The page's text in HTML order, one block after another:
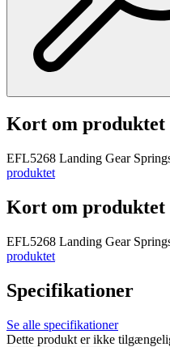
Kort om produktet
EFL5268 Landing Gear
produktet
Kort om produktet
EFL5268 Landing Gear
produktet
Specifikationer
Se alle specifikationer
Dette produkt er ikke